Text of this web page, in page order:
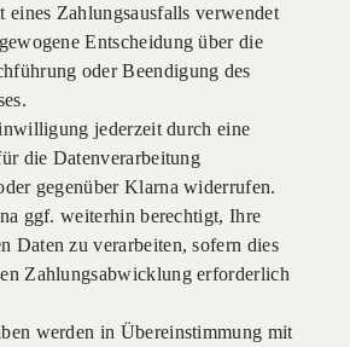
eines Zahlungsausfalls verwendet
Entscheidung über die
oder Beendigung des
jederzeit durch eine
die Datenverarbeitung
gegenüber Klarna widerrufen.
ggf. weiterhin berechtigt, Ihre
Daten zu verarbeiten, sofern dies
Zahlungsabwicklung erforderlich
werden in Übereinstimmung mit